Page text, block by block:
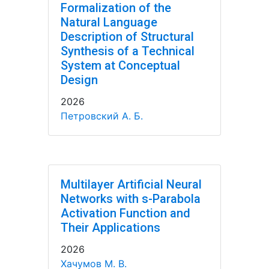
Formalization of the
Natural Language
Description of Structural
Synthesis of a Technical
System at Conceptual
Design
2026
Петровский А. Б.
Multilayer Artificial Neural
Networks with s-Parabola
Activation Function and
Their Applications
2026
Хачумов М. В.